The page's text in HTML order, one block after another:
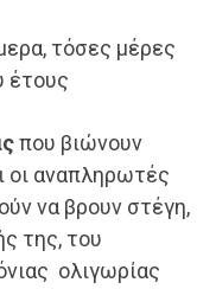
τόσες μέρες
έτους
που βιώνουν
οι αναπληρωτές
να βρουν στέγη,
της, του
ολιγωρίας